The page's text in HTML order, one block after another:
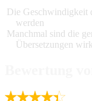
Die Geschwindigkeit
werden
Manchmal sind die
Übersetzungen